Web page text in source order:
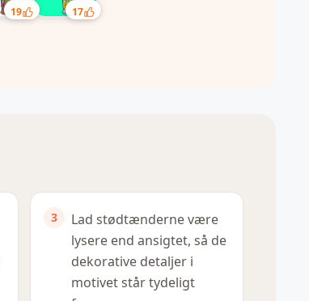
19 17
Lad stødtænderne være
lysere end ansigtet, så de
dekorative detaljer i
motivet står tydeligt